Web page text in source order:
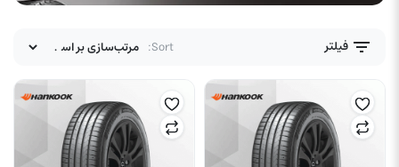
فیلتر Sort: